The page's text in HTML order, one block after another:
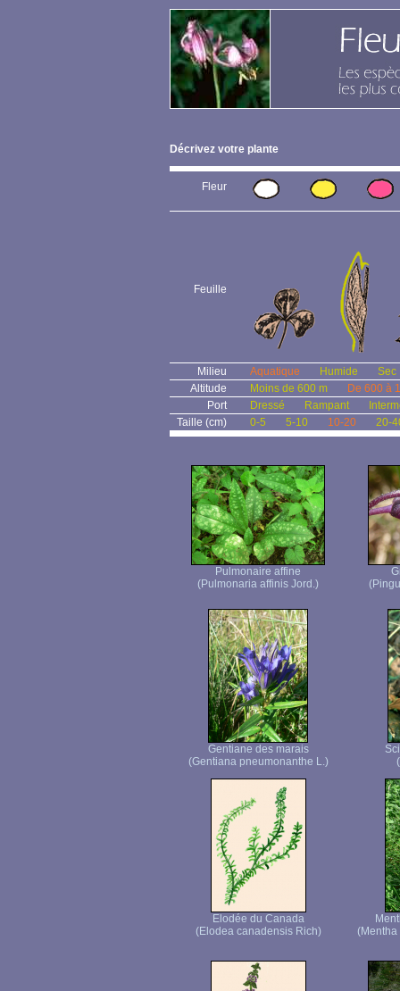
Décrivez votre plante
Fleur
Feuille
Milieu Aquatique Humide
Sec
Altitude
Moins de 600 m
De 600 à
Port
Dressé Rampant
Taille (cm)
0-5 5-10 10-20 20-
Pulmonaire affine
(Pulmonaria affinis Jord.)
Gentiane des marais
(Gentiana pneumonanthe L.)
Elodée du Canada
(Elodea canadensis Rich)